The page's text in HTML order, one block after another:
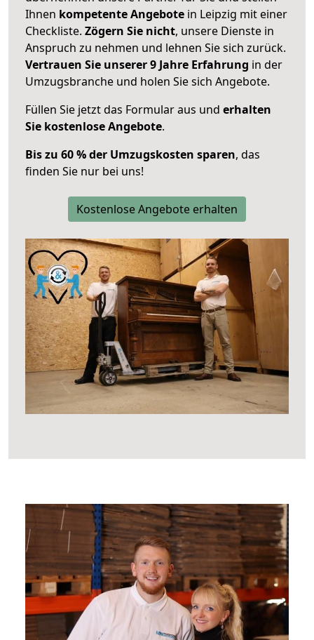
Ihnen kompetente Angebote in Leipzig mit einer
Checkliste. Zögern Sie nicht, unsere Dienste in
Anspruch zu nehmen und lehnen Sie sich zurück.
Vertrauen Sie unserer 9 Jahre Erfahrung in der
Umzugsbranche und holen Sie sich Angebote.
Füllen Sie jetzt das Formular aus und erhalten
Sie kostenlose Angebote.
Bis zu 60 % der Umzugskosten sparen, das
finden Sie nur bei uns!
Kostenlose Angebote erhalten